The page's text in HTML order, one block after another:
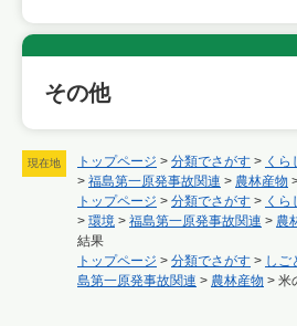
現在地 トップページ > 分類でさがす > くら
> 福島第一原発事故関連 > 農林産物
トップページ > 分類でさがす > くら
> 環境 > 福島第一原発事故関連 > 農
結果
トップページ > 分類でさがす > しご
島第一原発事故関連 > 農林産物 > 米
その他